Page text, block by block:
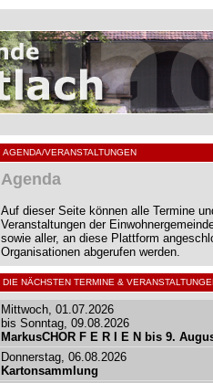
AGENDA/VERANSTALTUNGEN
Agenda
Auf dieser Seite können alle Termine
Veranstaltungen der
sowie aller, an diese Plattform
Organisationen abgerufen werden.
DIE NÄCHSTEN TERMINE &
Mittwoch, 01.07.2026
bis Sonntag, 09.08.2026
MarkusCHOR F E R I E N bis 9.
Donnerstag, 06.08.2026
Kartonsammlung